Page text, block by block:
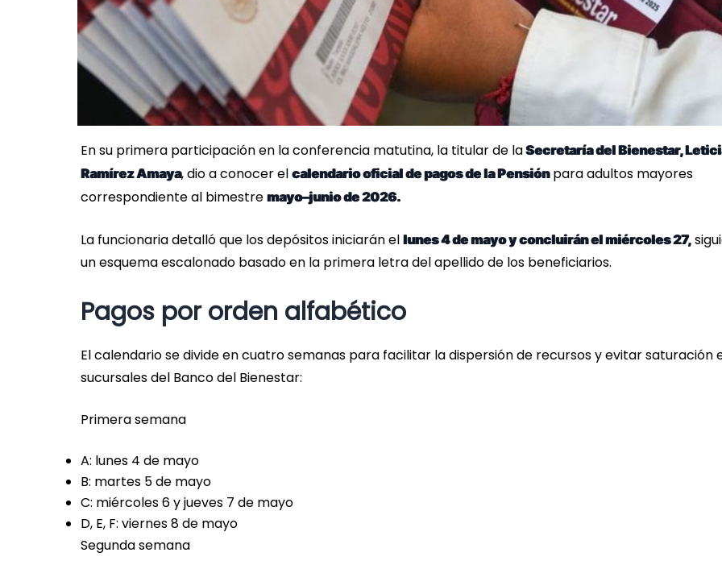
En su primera participación en la conferencia matutina, la titular de laSecretaría del Bienestar,
Ramírez Amaya, dio a conocer el calendario oficial de pagos de la Pensiónpara adultos mayores
correspondiente al bimestre mayo–junio de 2026.
La funcionaria detalló que los depósitos iniciarán el lunes 4 de mayo y concluirán el miércoles 27,
un esquema escalonado basado en la primera letra del apellido de los beneficiarios.
Pagos por orden alfabético
El calendario se divide en cuatro semanas para facilitar la dispersión de recursos y evitar saturación
sucursales del Banco del Bienestar:
Primera semana
A: lunes 4 de mayo
B: martes 5 de mayo
C: miércoles 6 y jueves 7 de mayo
D, E, F: viernes 8 de mayo
Segunda semana